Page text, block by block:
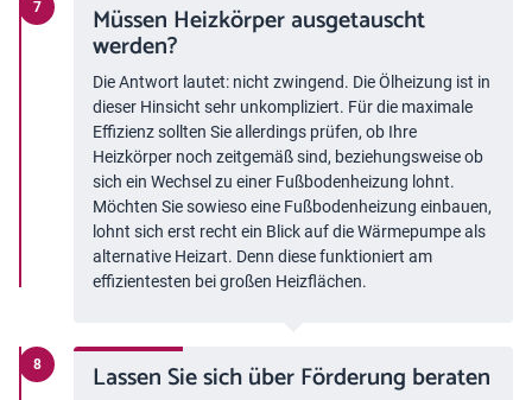
Müssen Heizkörper ausgetauscht
werden?
Die Antwort lautet: nicht zwingend. Die Ölheizung ist in
dieser Hinsicht sehr unkompliziert. Für die maximale
Effizienz sollten Sie allerdings prüfen, ob Ihre
Heizkörper noch zeitgemäß sind, beziehungsweise ob
sich ein Wechsel zu einer Fußbodenheizung lohnt.
Möchten Sie sowieso eine Fußbodenheizung einbauen,
lohnt sich erst recht ein Blick auf die Wärmepumpe als
alternative Heizart. Denn diese funktioniert am
effizientesten bei großen Heizflächen.
Lassen Sie sich über Förderung beraten